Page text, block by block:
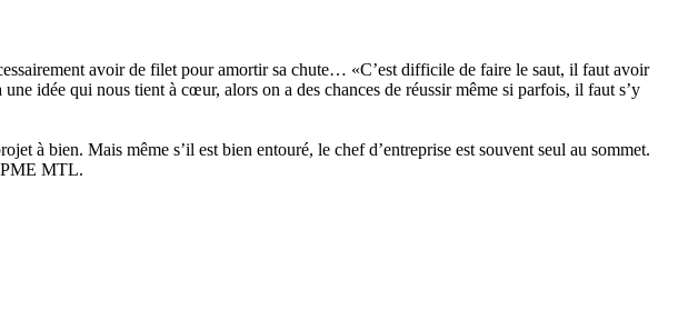
avoir de filet pour amortir sa chute… «C’est difficile de faire le saut, il faut avoir
idée qui nous tient à cœur, alors on a des chances de réussir même si parfois, il faut s’y
à bien. Mais même s’il est bien entouré, le chef d’entreprise est souvent seul au sommet.
PME MTL.